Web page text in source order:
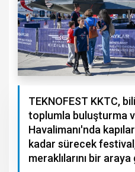
TEKNOFEST KKTC,
toplumla buluşturma
Havalimanı'nda
kadar sürecek
meraklılarını bir